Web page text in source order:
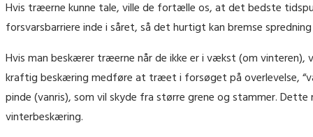
Hvis træerne kunne tale, ville de fortælle os, at det bedste
forsvarsbarriere inde i såret, så det hurtigt kan bremse
Hvis man beskærer træerne når de ikke er i vækst (om vinteren),
kraftig beskæring medføre at træet i forsøget på overlevelse,
pinde (vanris), som vil skyde fra større grene og stammer.
vinterbeskæring.